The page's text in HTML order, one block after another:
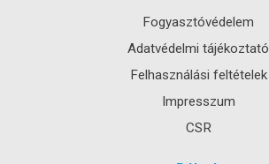
Fogyasztóvédelem
Adatvédelmi tájékoztató
Felhasználási feltételek
Impresszum
CSR